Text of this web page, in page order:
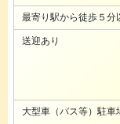
最寄り駅から徒歩５分
送迎あり
大型車（バス等）駐車